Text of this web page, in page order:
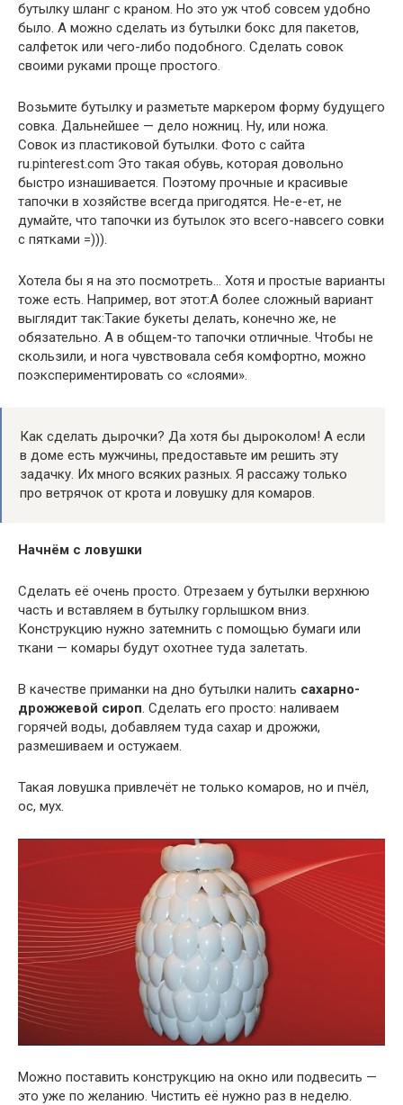
бутылку шланг с краном. Но это уж чтоб совсем удобно
было. А можно сделать из бутылки бокс для пакетов,
салфеток или чего-либо подобного. Сделать совок
своими руками проще простого.
Возьмите бутылку и разметьте маркером форму будущего
совка. Дальнейшее — дело ножниц. Ну, или ножа.
Совок из пластиковой бутылки. Фото с сайта
ru.pinterest.com Это такая обувь, которая довольно
быстро изнашивается. Поэтому прочные и красивые
тапочки в хозяйстве всегда пригодятся. Не-е-ет, не
думайте, что тапочки из бутылок это всего-навсего совки
с пятками =))).
Хотела бы я на это посмотреть… Хотя и простые варианты
тоже есть. Например, вот этот:А более сложный вариант
выглядит так:Такие букеты делать, конечно же, не
обязательно. А в общем-то тапочки отличные. Чтобы не
скользили, и нога чувствовала себя комфортно, можно
поэкспериментировать со «слоями».
Как сделать дырочки? Да хотя бы дыроколом! А если
в доме есть мужчины, предоставьте им решить эту
задачку. Их много всяких разных. Я рассажу только
про ветрячок от крота и ловушку для комаров.
Начнём с ловушки
Сделать её очень просто. Отрезаем у бутылки верхнюю
часть и вставляем в бутылку горлышком вниз.
Конструкцию нужно затемнить с помощью бумаги или
ткани — комары будут охотнее туда залетать.
В качестве приманки на дно бутылки налить сахарно-
дрожжевой сироп. Сделать его просто: наливаем
горячей воды, добавляем туда сахар и дрожжи,
размешиваем и остужаем.
Такая ловушка привлечёт не только комаров, но и пчёл,
ос, мух.
Можно поставить конструкцию на окно или подвесить —
это уже по желанию. Чистить её нужно раз в неделю.